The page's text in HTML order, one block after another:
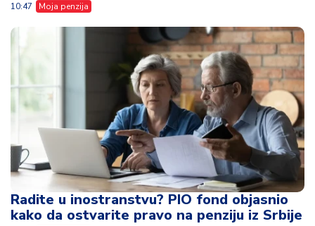
10:47 Moja penzija
Radite u inostranstvu? PIO fond objasnio
kako da ostvarite pravo na penziju iz Srbije